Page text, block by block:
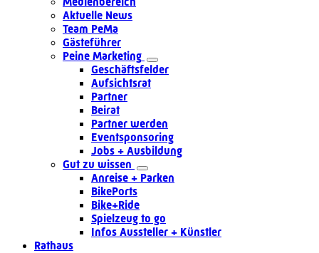
Aktuelle News
Team PeMa
Gästeführer
Peine Marketing
Geschäftsfelder
Aufsichtsrat
Partner
Beirat
Partner werden
Eventsponsoring
Jobs + Ausbildung
Gut zu wissen
Anreise + Parken
BikePorts
Bike+Ride
Spielzeug to go
Infos Aussteller + Künstler
Rathaus